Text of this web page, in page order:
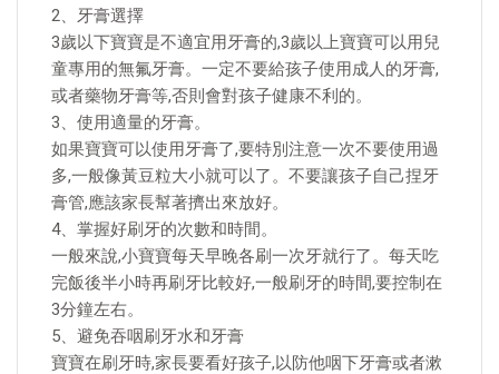
2、牙膏選擇
3歲以下寶寶是不適宜用牙膏的,3歲以上寶寶可以用兒
童專用的無氟牙膏。一定不要給孩子使用成人的牙膏,
或者藥物牙膏等,否則會對孩子健康不利的。
3、使用適量的牙膏。
如果寶寶可以使用牙膏了,要特別注意一次不要使用過
多,一般像黃豆粒大小就可以了。不要讓孩子自己捏牙
膏管,應該家長幫著擠出來放好。
4、掌握好刷牙的次數和時間。
一般來說,小寶寶每天早晚各刷一次牙就行了。每天吃
完飯後半小時再刷牙比較好,一般刷牙的時間,要控制在
3分鐘左右。
5、避免吞咽刷牙水和牙膏
寶寶在刷牙時,家長要看好孩子,以防他咽下牙膏或者漱